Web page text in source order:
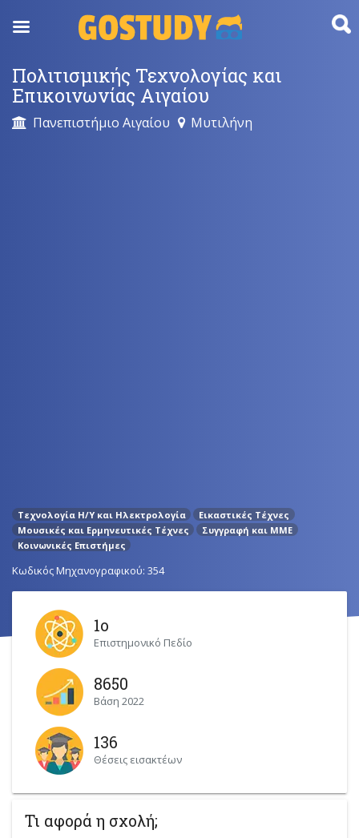
content
Πολιτισμικής Τεχνολογίας και
Επικοινωνίας Αιγαίου
Πανεπιστήμιο Αιγαίου Μυτιλήνη
Τεχνολογία Η/Y και Ηλεκτρολογία
Εικαστικές Τέχνες
Μουσικές και Ερμηνευτικές Τέχνες
Συγγραφή και ΜΜΕ
Κοινωνικές Επιστήμες
Κωδικός Μηχανογραφικού: 354
1ο
Επιστημονικό Πεδίο
8650
Βάση 2022
136
Θέσεις εισακτέων
Τι αφορά η σχολή;